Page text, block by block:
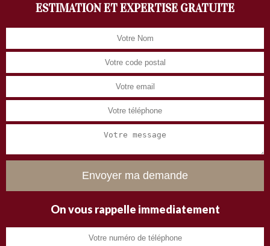
ESTIMATION ET EXPERTISE GRATUITE
On vous rappelle immediatement